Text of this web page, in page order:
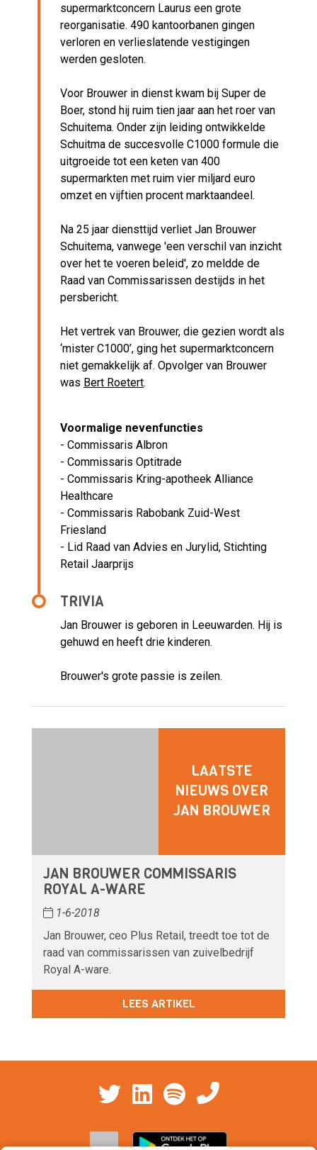
supermarktconcern Laurus een grote
reorganisatie. 490 kantoorbanen gingen
verloren en verlieslatende vestigingen
werden gesloten.
Voor Brouwer in dienst kwam bij Super de
Boer, stond hij ruim tien jaar aan het roer van
Schuitema. Onder zijn leiding ontwikkelde
Schuitma de succesvolle C1000 formule die
uitgroeide tot een keten van 400
supermarkten met ruim vier miljard euro
omzet en vijftien procent marktaandeel.
Na 25 jaar diensttijd verliet Jan Brouwer
Schuitema, vanwege 'een verschil van inzicht
over het te voeren beleid', zo meldde de
Raad van Commissarissen destijds in het
persbericht.
Het vertrek van Brouwer, die gezien wordt als
‘mister C1000’, ging het supermarktconcern
niet gemakkelijk af. Opvolger van Brouwer
was Bert Roetert.
Voormalige nevenfuncties
- Commissaris Albron
- Commissaris Optitrade
- Commissaris Kring-apotheek Alliance
Healthcare
- Commissaris Rabobank Zuid-West
Friesland
- Lid Raad van Advies en Jurylid, Stichting
Retail Jaarprijs
TRIVIA
Jan Brouwer is geboren in Leeuwarden. Hij is
gehuwd en heeft drie kinderen.
Brouwer's grote passie is zeilen.
LAATSTE
NIEUWS OVER
JAN BROUWER
JAN BROUWER COMMISSARIS
ROYAL A-WARE
1-6-2018
Jan Brouwer, ceo Plus Retail, treedt toe tot de
raad van commissarissen van zuivelbedrijf
Royal A-ware.
LEES ARTIKEL